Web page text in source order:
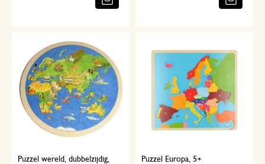
Puzzel wereld, dubbelzijdig,
Puzzel Europa, 5+